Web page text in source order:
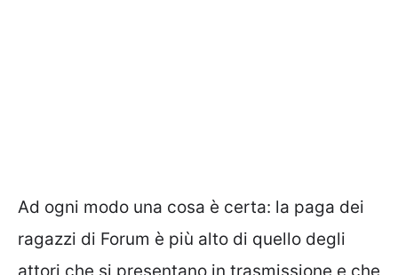
Ad ogni modo una cosa è certa: la paga dei
ragazzi di Forum è più alto di quello degli